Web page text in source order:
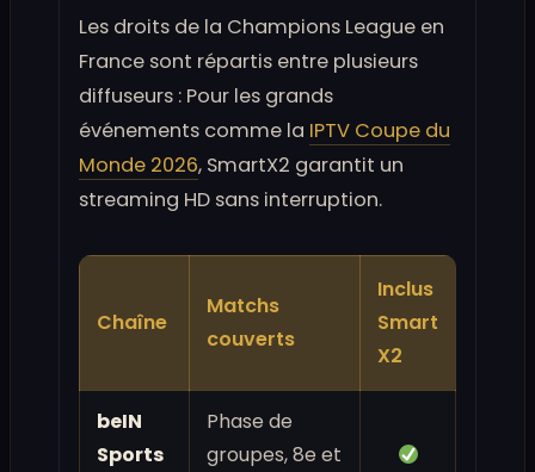
Les droits de la Champions League en
France sont répartis entre plusieurs
diffuseurs : Pour les grands
événements comme la IPTV Coupe du
Monde 2026, SmartX2 garantit un
streaming HD sans interruption.
Chaîne
Matchs
couverts
Inclus
Smart
X2
beIN
Sports
Phase de
groupes, 8e et